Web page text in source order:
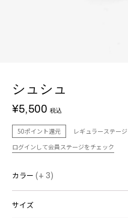
シュシュ
¥5,500 税込
50ポイント還元
レギュラーステージ
ログインして会員ステージをチェック
カラー (+ 3)
サイズ